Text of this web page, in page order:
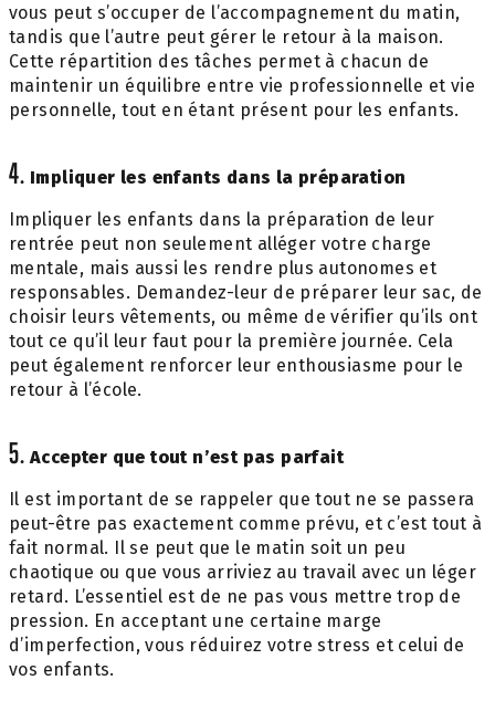
vous peut s’occuper de l’accompagnement du matin,
tandis que l’autre peut gérer le retour à la maison.
Cette répartition des tâches permet à chacun de
maintenir un équilibre entre vie professionnelle et vie
personnelle, tout en étant présent pour les enfants.
4. Impliquer les enfants dans la préparation
Impliquer les enfants dans la préparation de leur
rentrée peut non seulement alléger votre charge
mentale, mais aussi les rendre plus autonomes et
responsables. Demandez-leur de préparer leur sac, de
choisir leurs vêtements, ou même de vérifier qu’ils ont
tout ce qu’il leur faut pour la première journée. Cela
peut également renforcer leur enthousiasme pour le
retour à l’école.
5. Accepter que tout n’est pas parfait
Il est important de se rappeler que tout ne se passera
peut-être pas exactement comme prévu, et c’est tout à
fait normal. Il se peut que le matin soit un peu
chaotique ou que vous arriviez au travail avec un léger
retard. L’essentiel est de ne pas vous mettre trop de
pression. En acceptant une certaine marge
d’imperfection, vous réduirez votre stress et celui de
vos enfants.